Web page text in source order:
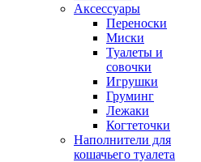
Аксессуары
Переноски
Миски
Туалеты и
совочки
Игрушки
Груминг
Лежаки
Когтеточки
Наполнители для
кошачьего туалета